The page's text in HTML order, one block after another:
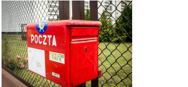
Obraz